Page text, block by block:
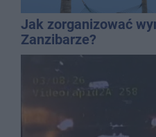
Jak zorganizować
Zanzibarze?